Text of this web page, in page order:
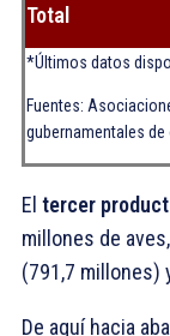
Total
*Últimos datos
Fuentes:
gubernamentales de
El tercer
millones de
(791,7 millones)
De aquí hacia